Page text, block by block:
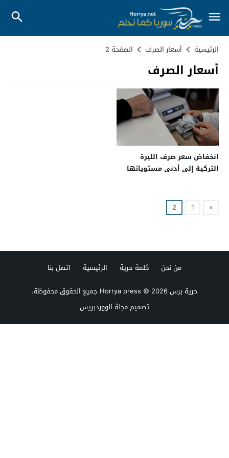
الرئيسية أسعار الصرف الصفحة 2
أسعار الصرف
انخفاض سعر صرف الليرة
التركية إلى أدنى مستوياتها
«
1
2
من نحن كلمة حرية الرئيسية
اتصل بنا
حرية برس Horrya press© 2026 جميع الحقوق محفوظة.
تصميممجلة الووردبريس